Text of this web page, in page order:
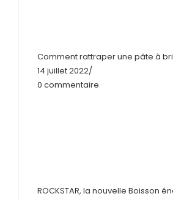
Comment rattraper une pâte à
14 juillet 2022/
0 commentaire
ROCKSTAR, la nouvelle Boisson